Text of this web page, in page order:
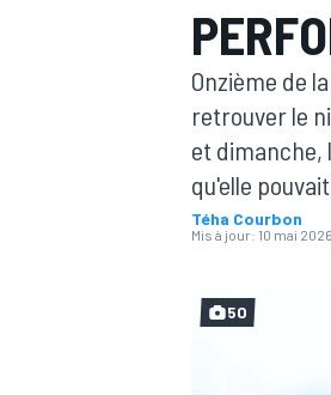
MOTOGP
Onzième de
retrouver le
et dimanche,
qu'elle
Téha Courbon
Mis à jour: 10 mai
50